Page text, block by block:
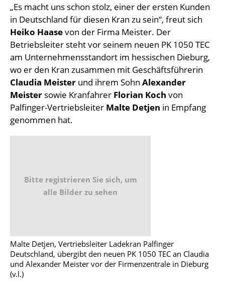
„Es macht uns schon stolz, einer der ersten Kunden
in Deutschland für diesen Kran zu sein“, freut sich
Heiko Haasevon der Firma Meister. Der
Betriebsleiter steht vor seinem neuen PK 1050 TEC
am Unternehmensstandort im hessischen Dieburg,
wo er den Kran zusammen mit Geschäftsführerin
Claudia Meister und ihrem Sohn Alexander
Meister sowie Kranfahrer Florian Koch von
Palfinger-Vertriebsleiter Malte Detjen in Empfang
genommen hat.
Bitte registrieren Sie sich, um
alle Bilder zu sehen
Malte Detjen, Vertriebsleiter Ladekran Palfinger
Deutschland, übergibt den neuen PK 1050 TEC an Claudia
und Alexander Meister vor der Firmenzentrale in Dieburg
(v.l.)